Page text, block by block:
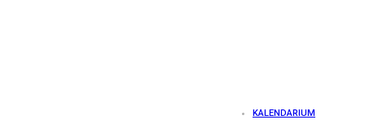
KALENDARIUM